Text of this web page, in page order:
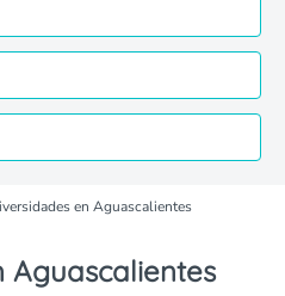
en Aguascalientes
Aguascalientes